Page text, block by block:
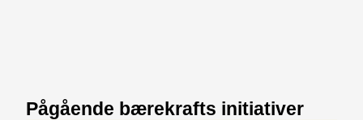
Pågående bærekrafts initiativer